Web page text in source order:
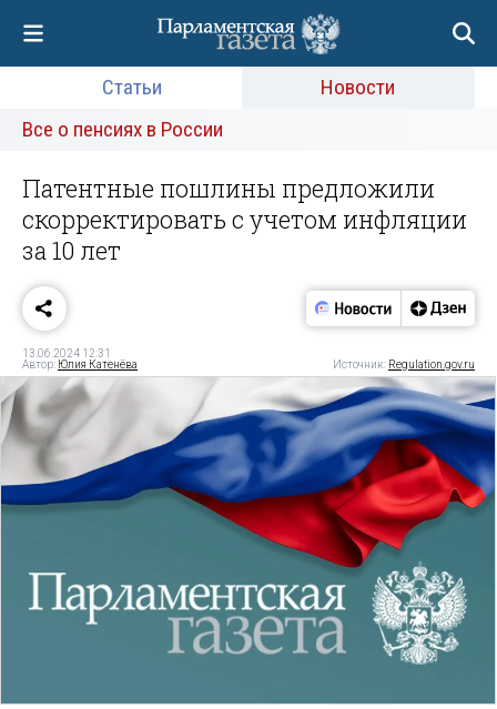
Статьи
Новости
Все о пенсиях в России
Патентные пошлины предложили
скорректировать с учетом инфляции
за 10 лет
13.06.2024 12:31
Автор: Юлия Катенёва Источник: Regulation.gov.ru